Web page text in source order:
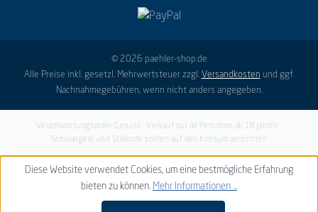
© 2026 paehler-shop.de
Alle Preise inkl. gesetzl. Mehrwertsteuer zzgl. Versandkosten und ggf.
Nachnahmegebühren, wenn nicht anders angegeben.
Verantwortungsvoller Genuss · Verkauf nur an Personen ab 18 Jahren ·
Schwangere und Stillende sollten auf den Konsum verzichten
Diese Website verwendet Cookies, um eine bestmögliche Erfahrung
bieten zu können. Mehr Informationen ...